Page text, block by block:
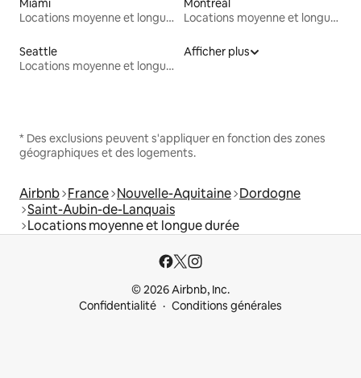
Miami
Locations moyenne et longue durée
Montréal
Locations moyenne et longue durée
Seattle
Locations moyenne et longue durée
Afficher plus
* Des exclusions peuvent s'appliquer en fonction des zones
géographiques et des logements.
Airbnb France Nouvelle-Aquitaine Dordogne
Saint-Aubin-de-Lanquais
Locations moyenne et longue durée
© 2026 Airbnb, Inc.
Confidentialité
Conditions générales